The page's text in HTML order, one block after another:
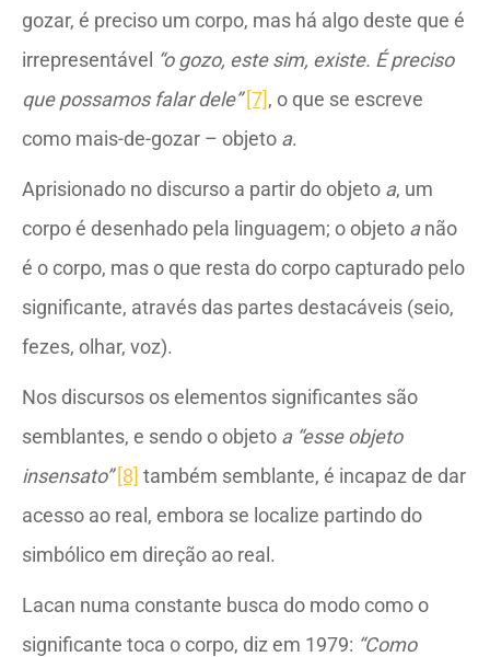
gozar, é preciso um corpo, mas há algo deste que é
irrepresentável “o gozo, este sim, existe. É preciso
que possamos falar dele” [7], o que se escreve
como mais-de-gozar – objeto a.
Aprisionado no discurso a partir do objeto a, um
corpo é desenhado pela linguagem; o objeto anão
é o corpo, mas o que resta do corpo capturado pelo
significante, através das partes destacáveis (seio,
fezes, olhar, voz).
Nos discursos os elementos significantes são
semblantes, e sendo o objeto a “esse objeto
insensato” [8] também semblante, é incapaz de dar
acesso ao real, embora se localize partindo do
simbólico em direção ao real.
Lacan numa constante busca do modo como o
significante toca o corpo, diz em 1979: “Como